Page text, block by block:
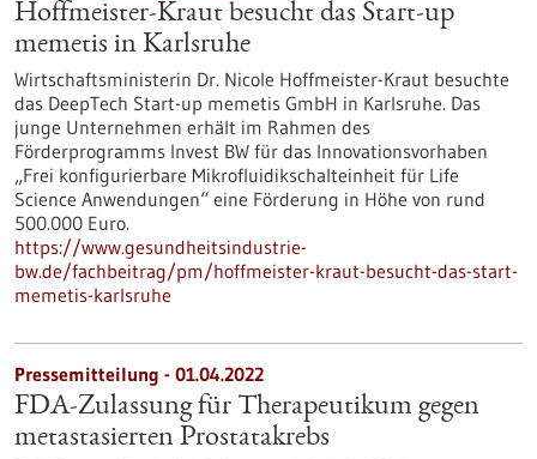
Hoffmeister-Kraut besucht das Start-up
memetis in Karlsruhe
Wirtschaftsministerin Dr. Nicole Hoffmeister-Kraut besuchte
das DeepTech Start-up memetis GmbH in Karlsruhe. Das
junge Unternehmen erhält im Rahmen des
Förderprogramms Invest BW für das Innovationsvorhaben
„Frei konfigurierbare Mikrofluidikschalteinheit für Life
Science Anwendungen“ eine Förderung in Höhe von rund
500.000 Euro.
https://www.gesundheitsindustrie-
bw.de/fachbeitrag/pm/hoffmeister-kraut-besucht-das-start-
memetis-karlsruhe
Pressemitteilung - 01.04.2022
FDA-Zulassung für Therapeutikum gegen
metastasierten Prostatakrebs